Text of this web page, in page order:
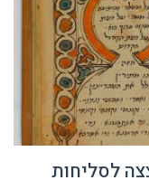
לסליחות